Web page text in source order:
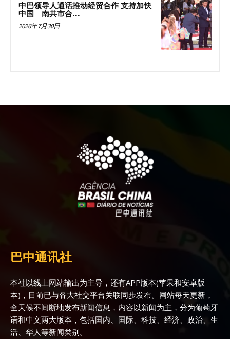
中巴领导人通话推动经贸合作 支持加快
中国—南共市合...
2026年7月30日
巴中通讯社
本社以线上网站输出为主导，还有APP版本(苹果和安卓版
本)，目前已与各大社交平台关联同步发布。网站每天更新，
全天候不间断地发布新闻信息，内容以新闻为主，分为葡萄牙
语和中文两大版本，包括国内、国际、科技、经济、政治、生
活、华人等新闻类别。